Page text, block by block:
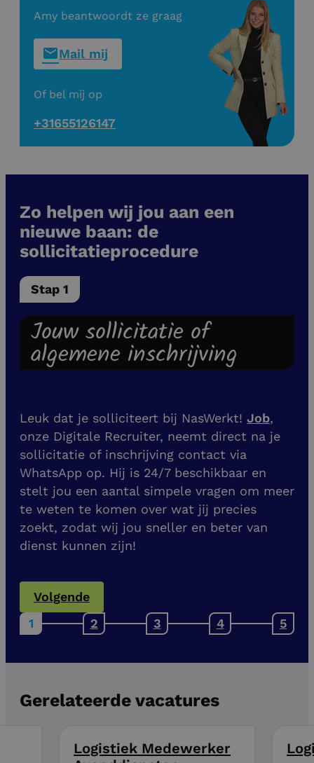
Amy beantwoordt ze graag
Mail mij
Of bel mij op
+31655126147
Zo helpen wij jou aan een
nieuwe baan: de
sollicitatieprocedure
Stap 1
Jouw sollicitatie of
algemene inschrijving
Leuk dat je solliciteert bij NasWerkt! Job,
onze Digitale Recruiter, neemt direct na je
sollicitatie of inschrijving contact via
WhatsApp op. Hij is 24/7 beschikbaar en
stelt jou een aantal simpele vragen om meer
te weten te komen over wat jij precies
zoekt, zodat wij jou sneller en beter van
dienst kunnen zijn!
Volgende
Gerelateerde vacatures
Logistiek Medewerker